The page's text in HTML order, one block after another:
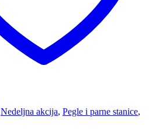
Nedeljna akcija, Pegle i parne stanice,